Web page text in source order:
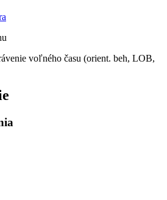
voľného času (orient. beh, LOB,